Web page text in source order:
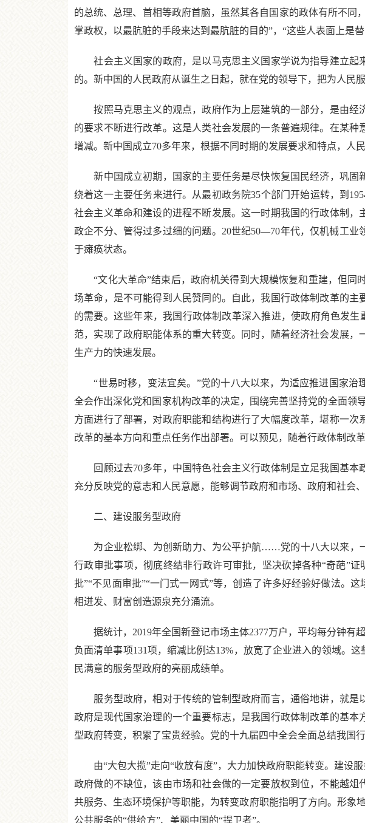
的总统、总理、首相等政府首脑，虽然其各自国家的政体有所不
掌政权，以最肮脏的手段来达到最肮脏的目的”，“这些人表面上是
社会主义国家的政府，是以马克思主义国家学说为指导建立起
的。新中国的人民政府从诞生之日起，就在党的领导下，把为人民
按照马克思主义的观点，政府作为上层建筑的一部分，是由经
的要求不断进行改革。这是人类社会发展的一条普遍规律。在某
增减。新中国成立70多年来，根据不同时期的发展要求和特点，人
新中国成立初期，国家的主要任务是尽快恢复国民经济，巩固
绕着这一主要任务来进行。从最初政务院35个部门开始运转，到
社会主义革命和建设的进程不断发展。这一时期我国的行政体制
政企不分、管得过多过细的问题。20世纪50—70年代，仅机械工
于瘫痪状态。
“文化大革命”结束后，政府机关得到大规模恢复和重建，但同
场革命，是不可能得到人民赞同的。自此，我国行政体制改革的
的需要。这些年来，我国行政体制改革深入推进，使政府角色发
范，实现了政府职能体系的重大转变。同时，随着经济社会发展
生产力的快速发展。
“世易时移，变法宜矣。”党的十八大以来，为适应推进国家治
全会作出深化党和国家机构改革的决定，围绕完善坚持党的全面
方面进行了部署，对政府职能和结构进行了大幅度改革，堪称一
改革的基本方向和重点任务作出部署。可以预见，随着行政体制改
回顾过去70多年，中国特色社会主义行政体制是立足我国基本
充分反映党的意志和人民意愿，能够调节政府和市场、政府和社会
二、建设服务型政府
为企业松绑、为创新助力、为公平护航……党的十八大以来，一
行政审批事项，彻底终结非行政许可审批，坚决砍掉各种“奇葩”
批”“不见面审批”“一门式一网式”等，创造了许多好经验好做法。
相迸发、财富创造源泉充分涌流。
据统计，2019年全国新登记市场主体2377万户，平均每分钟有
负面清单事项131项，缩减比例达13%，放宽了企业进入的领域。
民满意的服务型政府的亮丽成绩单。
服务型政府，相对于传统的管制型政府而言，通俗地讲，就是
政府是现代国家治理的一个重要标志，是我国行政体制改革的基
型政府转变，积累了宝贵经验。党的十九届四中全会全面总结我国
由“大包大揽”走向“收放有度”，大力加快政府职能转变。建设
政府做的不缺位，该由市场和社会做的一定要放权到位，不能越
共服务、生态环境保护等职能，为转变政府职能指明了方向。形象
公共服务的“供给方”、美丽中国的“捍卫者”。